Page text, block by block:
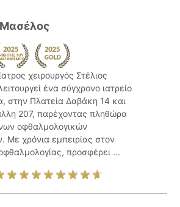
Μασέλος
χειρουργός Στέλιος
ένα σύγχρονο ιατρείο
στην Πλατεία Δαβάκη 14 και
207, παρέχοντας πληθώρα
οφθαλμολογικών
Με χρόνια εμπειρίας στον
προσφέρει ...